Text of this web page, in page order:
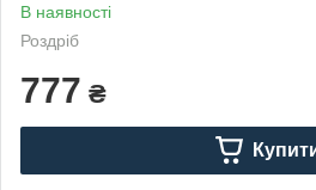
В наявності
Роздріб
777 ₴